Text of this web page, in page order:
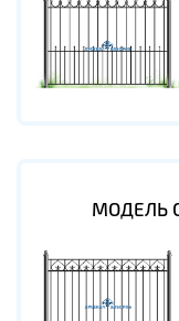
МОДЕЛЬ